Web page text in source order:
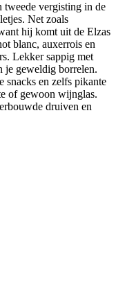
tweede vergisting in de
Net zoals
hij komt uit de Elzas
blanc, auxerrois en
Lekker sappig met
je geweldig borrelen.
en zelfs pikante
of gewoon wijnglas.
druiven en